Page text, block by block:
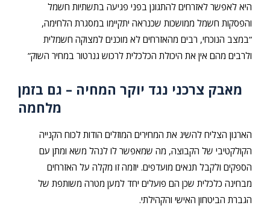
היא לאפשר לאזרחים להתגונן בפני פגיעה בתשתיות חשמל
והפסקות חשמל ממושכות שכנראה יתקיימו במסגרת הלחימה,
”במצב הנוכחי, רבים מהאזרחים לא מוכנים למצוקה חשמלית
ולרבים מהם אין את היכולת הכלכלית לרכוש גנרטור במחיר השוק”
מאבק צרכני נגד יוקר המחיה – גם בזמן
מלחמה
הארגון הצליח להשיג את המחירים המוזלים הודות לכוח הקנייה
הקולקטיבי של הקבוצה, מה שמאפשר לו לנהל משא ומתן עם
הספקים ולקבל תנאים מועדפים. יוזמה זו מקלה על האזרחים
מבחינה כלכלית שכן הם פועלים יחד למען מטרה משותפת של
הגברת הביטחון האישי והקהילתי.